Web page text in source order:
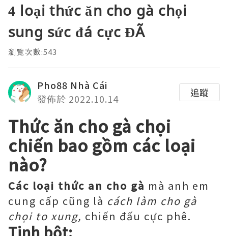
4 loại thức ăn cho gà chọi
sung sức đá cực ĐÃ
瀏覽次數:543
Pho88 Nhà Cái
發佈於 2022.10.14
追蹤
Thức ăn cho gà chọi
chiến bao gồm các loại
nào?
Các loại thức an cho gà mà anh em
cung cấp cũng là cách làm cho gà
chọi to xung, chiến đấu cực phê.